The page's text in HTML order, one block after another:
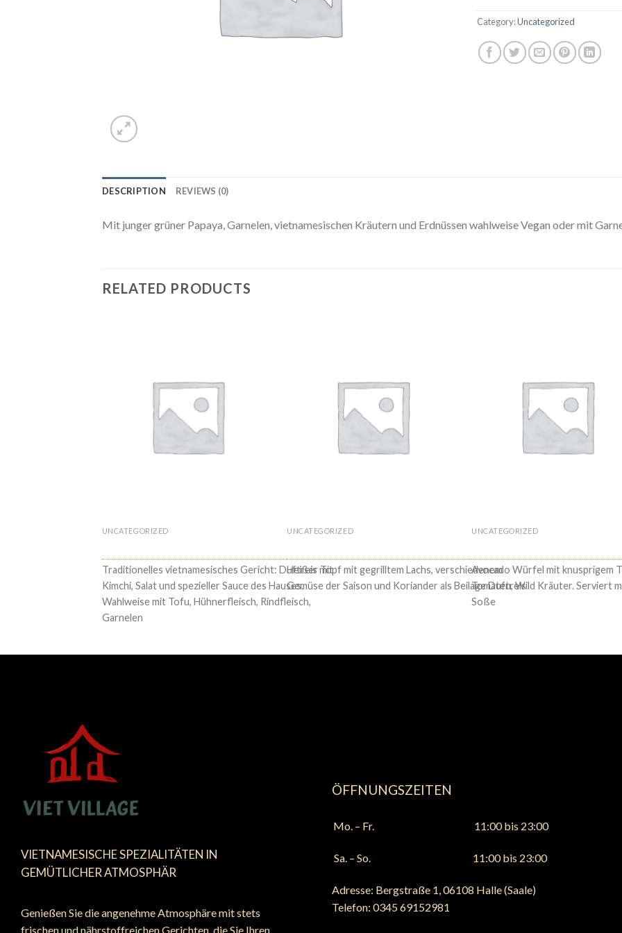
Category:Uncategorized
DESCRIPTION REVIEWS (0)
Mit junger grüner Papaya, Garnelen, vietnamesischen Kräutern und Erdnüssen wahlweise Vegan oder mit
RELATED PRODUCTS
UNCATEGORIZED
14.90
Traditionelles vietnamesisches Gericht: Duftreis mit
Kimchi, Salat und spezieller Sauce des Hauses.
Wahlweise mit Tofu, Hühnerfleisch, Rindfleisch,
Garnelen
UNCATEGORIZED
18.90
Heißer Topf mit gegrilltem Lachs, verschiedenem
Gemüse der Saison und Koriander als Beilage Duftreis
UNCATEGORIZED
Avocado Würfel mit knusprigem
Tomaten, Wild Kräuter. Serviert
Soße
VIETNAMESISCHE SPEZIALITÄTEN IN
GEMÜTLICHER ATMOSPHÄR
Genießen Sie die angenehme Atmosphäre mit stets
frischen und nährstoffreichen Gerichten, die Sie Ihren
ÖFFNUNGSZEITEN
Mo. – Fr. 11:00 bis 23:00
Sa. – So. 11:00 bis 23:00
Adresse: Bergstraße 1, 06108 Halle (Saale)
Telefon: 0345 69152981